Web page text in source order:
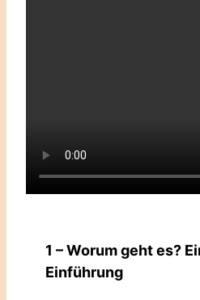
1 – Worum geht es?
Einführung